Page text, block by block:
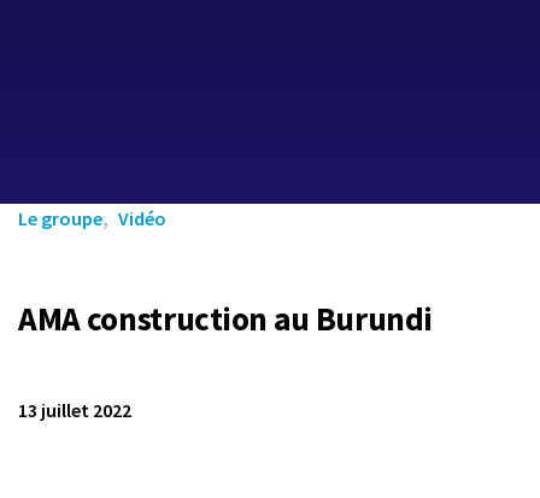
Le groupe Vidéo
AMA construction au Burundi
13 juillet 2022